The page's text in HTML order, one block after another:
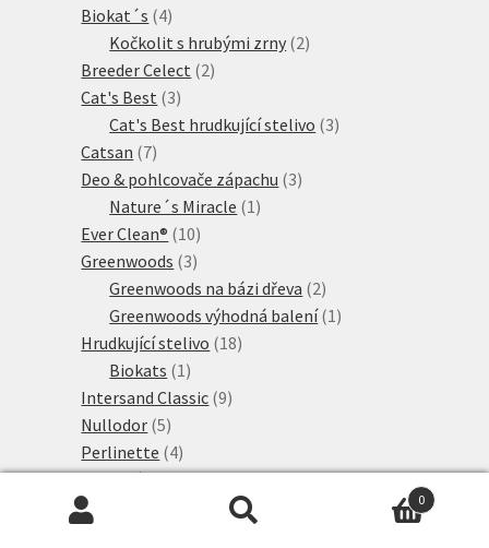
Biokat´s 44
produkty
Kočkolit s hrubými zrny 22
Breeder Celect 22
Cat's Best 33
produkty
Cat's Best hrudkující stelivo 33
Catsan 77
produktů
Deo & pohlcovače zápachu 33
Nature´s Miracle 1 1
Ever Clean® 1010
produktů
Greenwoods 33
produkty
Greenwoods na bázi dřeva 22
produkty
Greenwoods výhodná balení 1 1
Hrudkující stelivo 1818
Biokats 1 1
produkt
Intersand Classic 99
Nullodor 55
produktů
Perlinette 44
produkty
Podestýlky 1212
produktů
Professional Classic 44
0